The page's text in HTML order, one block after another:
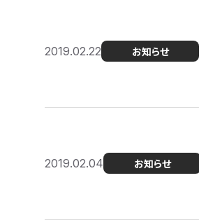
2019.02.22 お知らせ
2019.02.04 お知らせ